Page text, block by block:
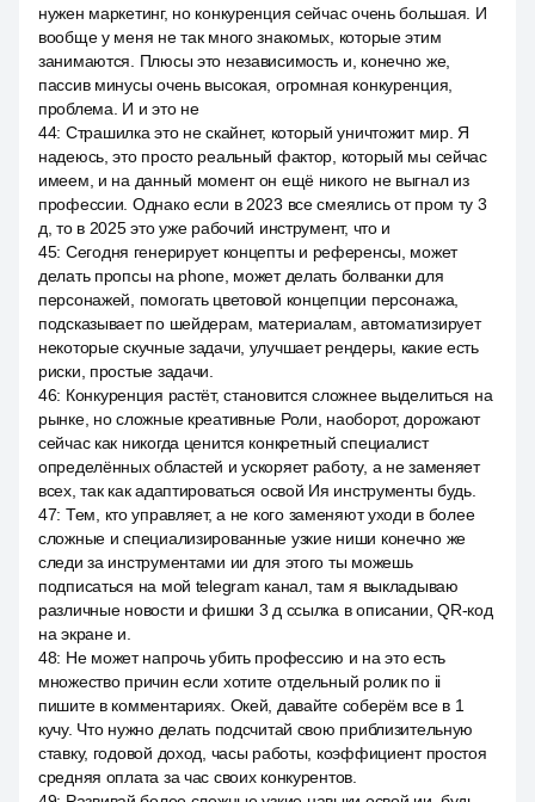
нужен маркетинг, но конкуренция сейчас очень большая. И
вообще у меня не так много знакомых, которые этим
занимаются. Плюсы это независимость и, конечно же,
пассив минусы очень высокая, огромная конкуренция,
проблема. И и это не
44: Страшилка это не скайнет, который уничтожит мир. Я
надеюсь, это просто реальный фактор, который мы сейчас
имеем, и на данный момент он ещё никого не выгнал из
профессии. Однако если в 2023 все смеялись от пром ту 3
д, то в 2025 это уже рабочий инструмент, что и
45: Сегодня генерирует концепты и референсы, может
делать пропсы на phone, может делать болванки для
персонажей, помогать цветовой концепции персонажа,
подсказывает по шейдерам, материалам, автоматизирует
некоторые скучные задачи, улучшает рендеры, какие есть
риски, простые задачи.
46: Конкуренция растёт, становится сложнее выделиться на
рынке, но сложные креативные Роли, наоборот, дорожают
сейчас как никогда ценится конкретный специалист
определённых областей и ускоряет работу, а не заменяет
всех, так как адаптироваться освой Ия инструменты будь.
47: Тем, кто управляет, а не кого заменяют уходи в более
сложные и специализированные узкие ниши конечно же
следи за инструментами ии для этого ты можешь
подписаться на мой telegram канал, там я выкладываю
различные новости и фишки 3 д ссылка в описании, QR-код
на экране и.
48: Не может напрочь убить профессию и на это есть
множество причин если хотите отдельный ролик по ii
пишите в комментариях. Окей, давайте соберём все в 1
кучу. Что нужно делать подсчитай свою приблизительную
ставку, годовой доход, часы работы, коэффициент простоя
средняя оплата за час своих конкурентов.